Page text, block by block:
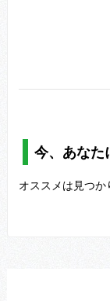
今、あなた
オススメは見つか